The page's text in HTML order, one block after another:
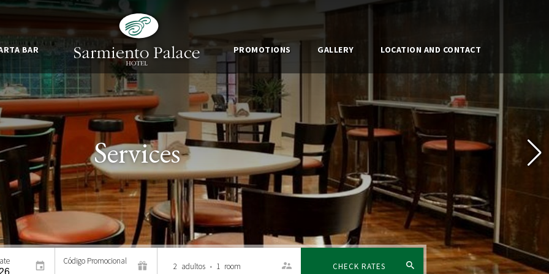
BAR PROMOTIONS GALLERY LOCATION AND CONTACT
Código Promocional
2 adultos • 1 room CHECK RATES
Services